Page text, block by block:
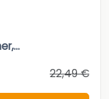
22,49 €